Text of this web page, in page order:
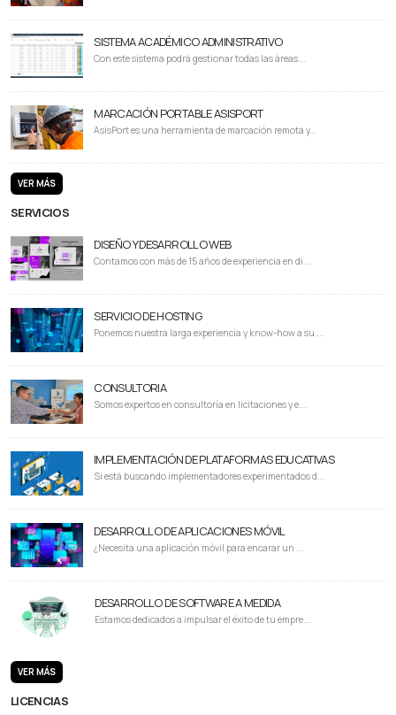
SISTEMA ACADÉMICO ADMINISTRATIVO
Con este sistema podrá gestionar todas las áreas...
MARCACIÓN PORTABLE ASISPORT
AsisPort es una herramienta de marcación remota y...
VER MÁS
SERVICIOS
DISEÑO Y DESARROLLO WEB
Contamos con más de 15 años de experiencia en di...
SERVICIO DE HOSTING
Ponemos nuestra larga experiencia y know-how a su ...
CONSULTORIA
Somos expertos en consultoría en licitaciones y e...
IMPLEMENTACIÓN DE PLATAFORMAS EDUCATIVAS
Si está buscando implementadores experimentados d...
DESARROLLO DE APLICACIONES MÓVIL
¿Necesita una aplicación móvil para encarar un ...
DESARROLLO DE SOFTWARE A MEDIDA
Estamos dedicados a impulsar el éxito de tu empre...
VER MÁS
LICENCIAS